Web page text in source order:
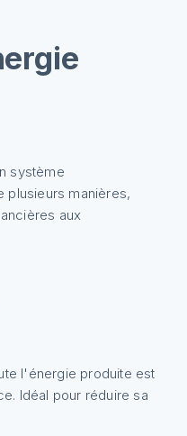
système
plusieurs manières,
aux
l'énergie produite est
Idéal pour réduire sa